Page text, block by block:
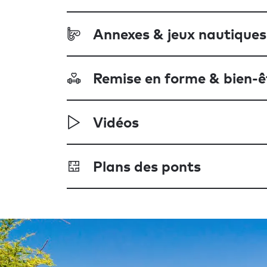
Annexes & jeux nautiques
Remise en forme & bien-
Vidéos
Plans des ponts